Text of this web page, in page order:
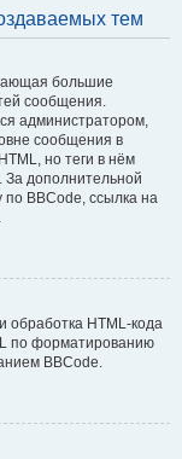
тем
большие
сообщения.
администратором,
сообщения в
но теги в нём
За дополнительной
по BBCode, ссылка на
обработка HTML-кода
по форматированию
BBCode.